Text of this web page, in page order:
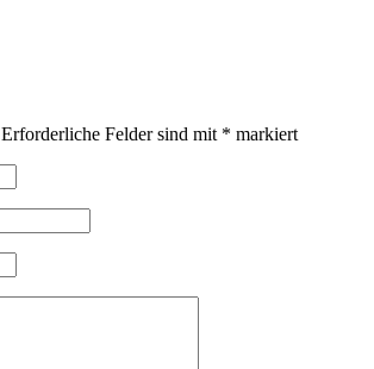
Erforderliche Felder sind mit * markiert